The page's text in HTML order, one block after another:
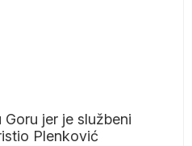
jer je službeni
Plenković